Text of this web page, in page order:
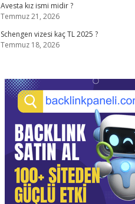
Avesta kız ismi midir ?
Temmuz 21, 2026
Schengen vizesi kaç TL 2025 ?
Temmuz 18, 2026